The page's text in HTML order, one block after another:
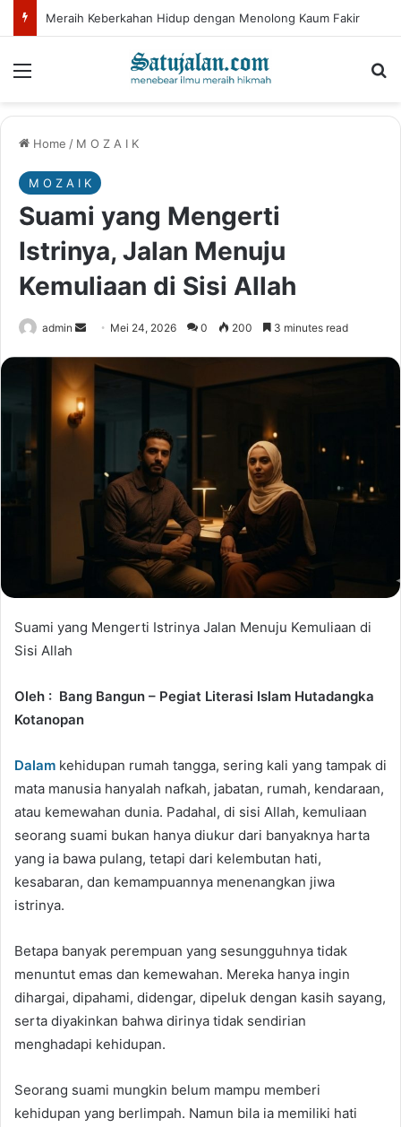
Meraih Keberkahan Hidup dengan Menolong Kaum Fakir
Menu
Home / M O Z A I K
M O Z A I K
Suami yang Mengerti
Istrinya, Jalan Menuju
Kemuliaan di Sisi Allah
admin
Send
email
Mei 24, 2026 0 200 3 minutes read
Suami yang Mengerti Istrinya Jalan Menuju Kemuliaan di
Sisi Allah
Oleh : Bang Bangun – Pegiat Literasi Islam Hutadangka
Kotanopan
Dalam kehidupan rumah tangga, sering kali yang tampak di
mata manusia hanyalah nafkah, jabatan, rumah, kendaraan,
atau kemewahan dunia. Padahal, di sisi Allah, kemuliaan
seorang suami bukan hanya diukur dari banyaknya harta
yang ia bawa pulang, tetapi dari kelembutan hati,
kesabaran, dan kemampuannya menenangkan jiwa
istrinya.
Betapa banyak perempuan yang sesungguhnya tidak
menuntut emas dan kemewahan. Mereka hanya ingin
dihargai, dipahami, didengar, dipeluk dengan kasih sayang,
serta diyakinkan bahwa dirinya tidak sendirian
menghadapi kehidupan.
Seorang suami mungkin belum mampu memberi
kehidupan yang berlimpah. Namun bila ia memiliki hati